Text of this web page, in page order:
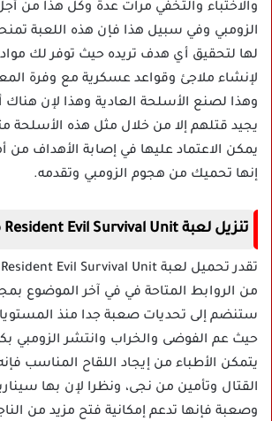
والاختباء والتخفي مرات عدة وكل هذا من
الزومبي وفي سبيل هذا فإن هذه اللعبة
لها لتحقيق أي هدف تريده حيث توفر لك
لإنشاء ملاجئ وقواعد عسكرية مع وفرة
وهذا لصنع الأسلحة العادية وهذا لإن هناك
يجيد قتلهم إلا من خلال مثل هذه الأسلحة
يمكن الاعتماد عليها في إصابة الأهداف من
إنها تحميك من هجوم الزومبي وتقدمه.
تنزيل لعبة Resident Evil Survival Unit مهكرة
من الروابط المتاحة في في آخر الموضوع
ستنضم إلى تحديات صعبة جدا منذ
حيث عم الفوضى والخراب وانتشر الزومبي
يتمكن الأطباء من إيجاد اللقاح المناسب
القتال وتأمين من نجى، ونظرا لإن بها
وصعبة فإنها تدعم إمكانية فتح مزيد من